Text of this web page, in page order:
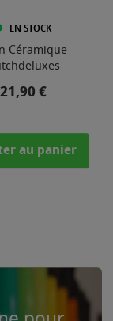
EN STOCK
Céramique -
Prix
21,90 €
au panier